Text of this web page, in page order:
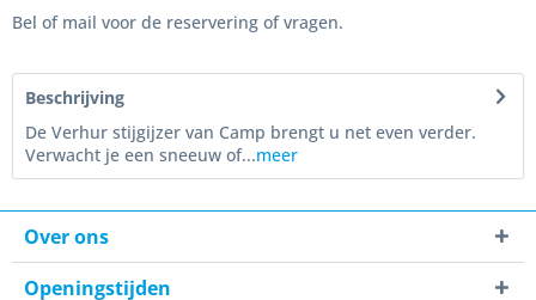
Bel of mail voor de reservering of vragen.
Beschrijving
De Verhur stijgijzer van Camp brengt u net even verder.
Verwacht je een sneeuw of...meer
Over ons
Openingstijden